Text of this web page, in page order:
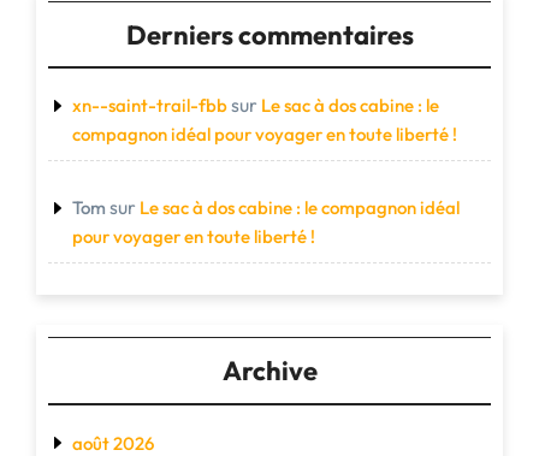
Derniers commentaires
xn--saint-trail-fbbsur Le sac à dos cabine : le
compagnon idéal pour voyager en toute liberté !
Tom sur Le sac à dos cabine : le compagnon idéal
pour voyager en toute liberté !
Archive
août 2026